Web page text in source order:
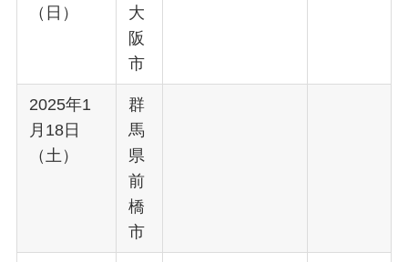
（日）
大
阪
市
2025年1
月18日
（土）
群
馬
県
前
橋
市